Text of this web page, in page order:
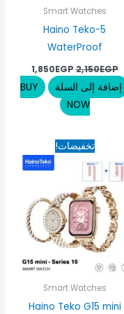
Smart Watches
Haino Teko-5
WaterProof
2,150EGP
1,850EGP
إضافة إلى السلة
BUY
NOW
تخفيضات!
Smart Watches
Haino Teko G15 mini
السعر
الأصلي
الحالي
هو: